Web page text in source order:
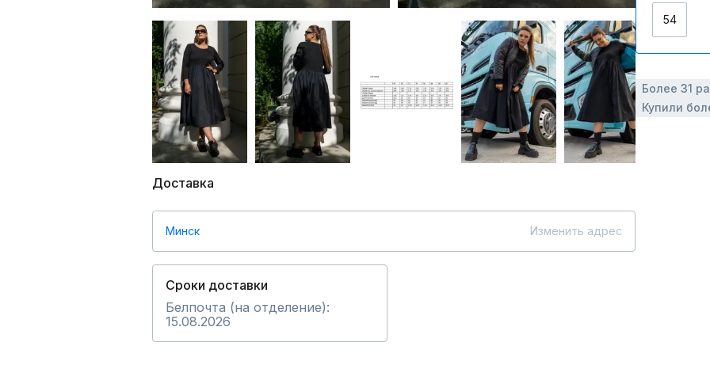
Доставка
Минск Изменить адрес
Сроки доставки
Белпочта (на отделение):
15.08.2026
54
Более 31
Купили